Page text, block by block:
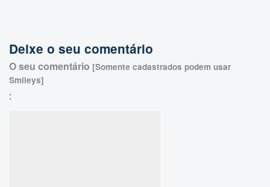
Deixe o seu comentário
O seu comentário [Somente cadastrados podem usar
Smileys]
: